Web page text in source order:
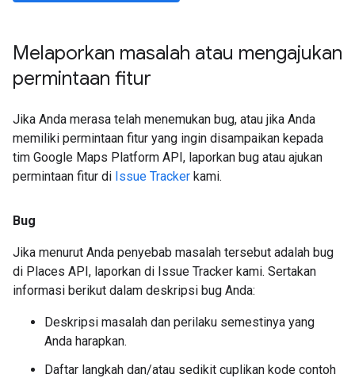
Melaporkan masalah atau mengajukan
permintaan fitur
Jika Anda merasa telah menemukan bug, atau jika Anda
memiliki permintaan fitur yang ingin disampaikan kepada
tim Google Maps Platform API, laporkan bug atau ajukan
permintaan fitur di Issue Tracker kami.
Bug
Jika menurut Anda penyebab masalah tersebut adalah bug
di Places API, laporkan di Issue Tracker kami. Sertakan
informasi berikut dalam deskripsi bug Anda:
Deskripsi masalah dan perilaku semestinya yang
Anda harapkan.
Daftar langkah dan/atau sedikit cuplikan kode contoh